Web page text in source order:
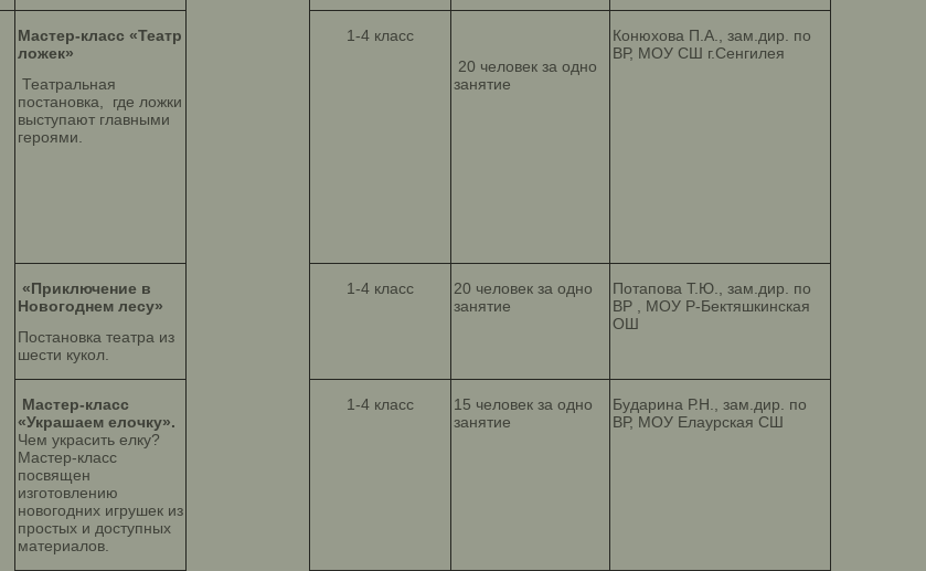
Мастер-класс «Театр
ложек»
Театральная
постановка, где ложки
выступают главными
героями.
1-4 класс
20 человек за одно
занятие
Конюхова П.А., зам.дир. по
ВР, МОУ СШ г.Сенгилея
«Приключение в
Новогоднем лесу»
Постановка театра из
шести кукол.
1-4 класс
20 человек за одно
занятие
Потапова Т.Ю., зам.дир. по
ВР , МОУ Р-Бектяшкинская
ОШ
Мастер-класс
«Украшаем елочку».
Чем украсить елку?
Мастер-класс
посвящен
изготовлению
новогодних игрушек из
простых и доступных
материалов.
1-4 класс
15 человек за одно
занятие
Бударина Р.Н., зам.дир. по
ВР, МОУ Елаурская СШ